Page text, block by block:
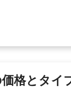
格とタイ